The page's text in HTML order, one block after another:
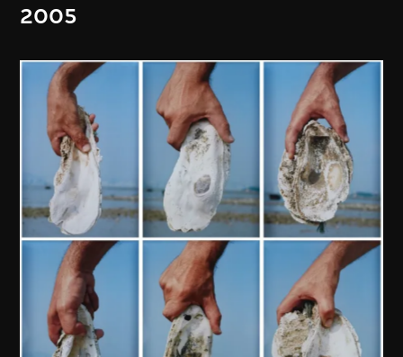
2005